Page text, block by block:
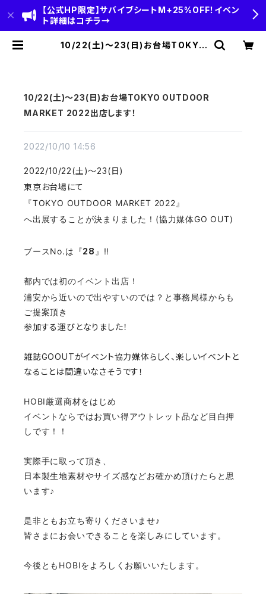
【公式HP限定】サバイブシートM+25%OFF！イベン
ト詳細はコチラ→
10/22(土)～23(日)お台場TOKYO
10/22(土)～23(日)お台場TOKYO OUTDOOR
MARKET 2022出店します！
2022/10/10 14:56
2022/10/22(土)～23(日)
東京お台場にて
『TOKYO OUTDOOR MARKET 2022』
へ出展することが決まりました！(協力媒体GO OUT)
ブースNo.は『28 』‼️
都内では初のイベント出店！
浦安から近いので出やすいのでは？と事務局様からも
ご提案頂き
参加する運びとなりました！
雑誌GOOUTがイベント協力媒体らしく、楽しいイベントと
なることは間違いなさそうです！
HOBI厳選商材をはじめ
イベントならではお買い得アウトレット品など目白押
しです！！
実際手に取って頂き、
日本製生地素材やサイズ感などお確かめ頂けたらと思
います♪
是非ともお立ち寄りくださいませ♪
皆さまにお会いできることを楽しみにしています。
今後ともHOBIをよろしくお願いいたします。